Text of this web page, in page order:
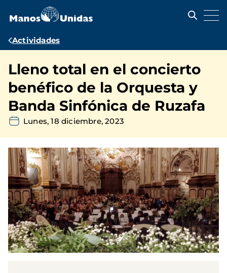
contenido
Ruta
navegación
Actividades
Lleno total en el concierto
benéfico de la Orquesta y
Banda Sinfónica de Ruzafa
Lunes, 18 diciembre, 2023